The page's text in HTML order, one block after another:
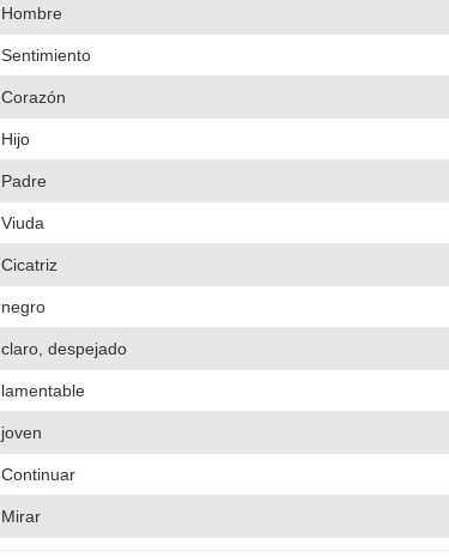
Hombre
Sentimiento
Corazón
Hijo
Padre
Viuda
Cicatriz
negro
claro, despejado
lamentable
joven
Continuar
Mirar